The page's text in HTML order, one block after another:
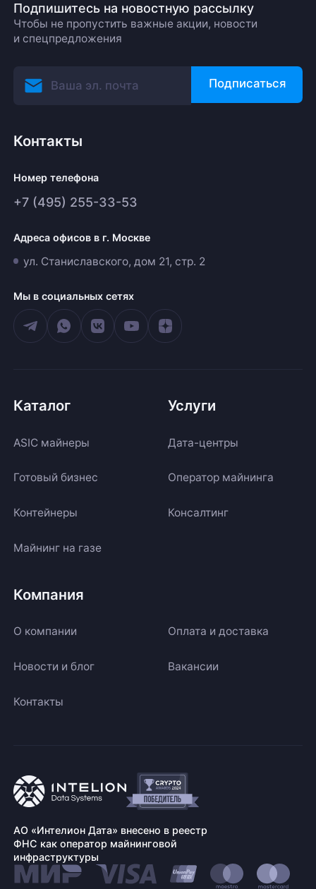
Подпишитесь на новостную рассылку
Чтобы не пропустить важные акции, новости
и спецпредложения
Подписаться
Контакты
Номер телефона
+7 (495) 255-33-53
Адреса офисов в г. Москве
ул. Станиславского, дом 21, стр. 2
Мы в социальных сетях
Каталог
ASIC майнеры
Готовый бизнес
Контейнеры
Майнинг на газе
Услуги
Дата-центры
Оператор майнинга
Консалтинг
Компания
О компании Оплата и доставка
Новости и блог Вакансии
Контакты
АО «Интелион Дата» внесено в реестр
ФНС как оператор майнинговой
инфраструктуры